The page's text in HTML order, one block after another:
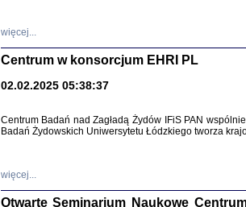
więcej...
Centrum w konsorcjum EHRI PL
02.02.2025 05:38:37
Centrum Badań nad Zagładą Żydów IFiS PAN
Badań Żydowskich Uniwersytetu Łódzkiego tworza
więcej...
Otwarte Seminarium Naukowe